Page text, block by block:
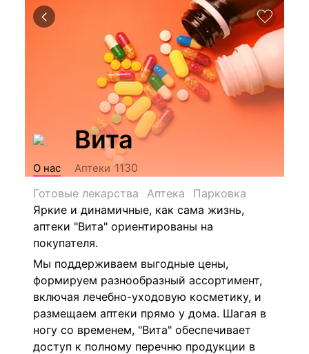
Вита
О нас Аптеки 1130
Готовые лекарства
Аптека
Парковка
Яркие и динамичные, как сама жизнь,
аптеки "Вита" ориентированы на
покупателя.
Мы поддерживаем выгодные цены,
формируем разнообразный ассортимент,
включая лечебно-уходовую косметику, и
размещаем аптеки прямо у дома. Шагая в
ногу со временем, "Вита" обеспечивает
доступ к полному перечню продукции в